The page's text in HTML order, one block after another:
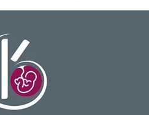
Συνελήφθη ο 23χρονος που
ταυτοποιήθηκε για τη
δολοφονία του 20χρονου στην
Καλαμαριά